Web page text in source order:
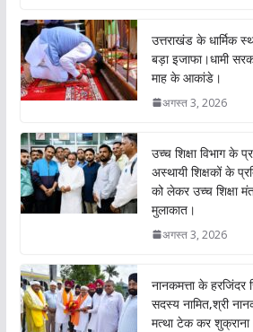
उत्तराखंड के धार्मिक
बड़ा इजाफा।धामी
माह के आकांडे।
अगस्त 3, 2026
उच्च शिक्षा विभाग के
अस्थायी शिक्षकों के
को लेकर उच्च शिक्षा
मुलाकात।
अगस्त 3, 2026
नानकमत्ता के
सदस्य नामित,श्री
मत्था टेक कर